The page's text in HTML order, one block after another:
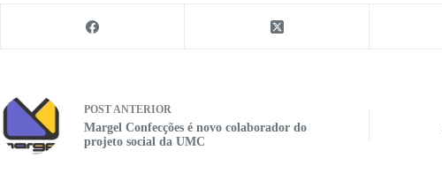
POST ANTERIOR
Margel Confecções é novo colaborador do
projeto social da UMC